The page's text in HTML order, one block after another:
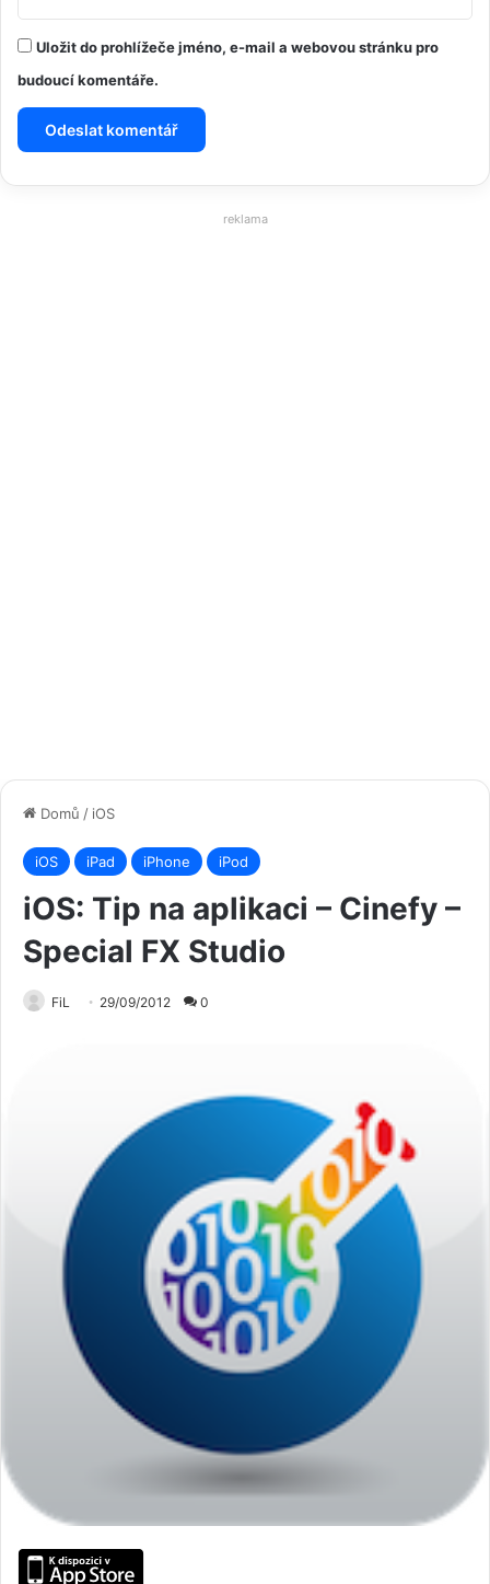
Uložit do prohlížeče jméno, e-mail a webovou stránku pro
budoucí komentáře.
reklama